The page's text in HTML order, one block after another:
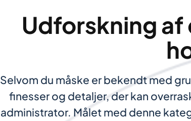
Udforskning af
Selvom du måske er bekendt med
finesser og detaljer, der kan
administrator. Målet med denne